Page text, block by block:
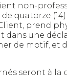
non-
quatorze
prend
dans une
de motif,
seront à la